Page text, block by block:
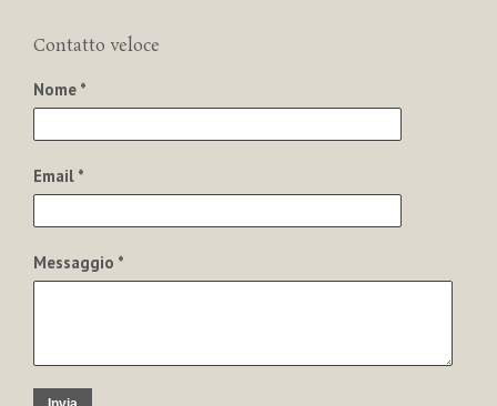
Contatto veloce
Nome *
Email *
Messaggio *